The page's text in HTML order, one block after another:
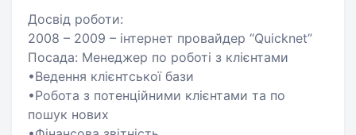
Досвід роботи:
2008 – 2009 – інтернет провайдер “Quicknet”
Посада: Менеджер по роботі з клієнтами
•Ведення клієнтської бази
•Робота з потенційними клієнтами та по
пошук нових